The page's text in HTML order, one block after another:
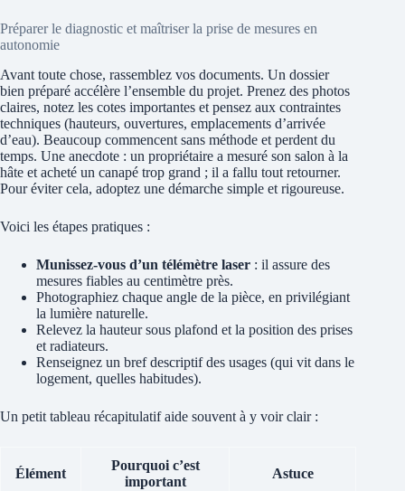
Préparer le diagnostic et maîtriser la prise de mesures en
autonomie
Avant toute chose, rassemblez vos documents. Un dossier
bien préparé accélère l’ensemble du projet. Prenez des photos
claires, notez les cotes importantes et pensez aux contraintes
techniques (hauteurs, ouvertures, emplacements d’arrivée
d’eau). Beaucoup commencent sans méthode et perdent du
temps. Une anecdote : un propriétaire a mesuré son salon à la
hâte et acheté un canapé trop grand ; il a fallu tout retourner.
Pour éviter cela, adoptez une démarche simple et rigoureuse.
Voici les étapes pratiques :
Munissez‑vous d’un télémètre laser : il assure des
mesures fiables au centimètre près.
Photographiez chaque angle de la pièce, en privilégiant
la lumière naturelle.
Relevez la hauteur sous plafond et la position des prises
et radiateurs.
Renseignez un bref descriptif des usages (qui vit dans le
logement, quelles habitudes).
Un petit tableau récapitulatif aide souvent à y voir clair :
Élément
Pourquoi c’est
important
Astuce